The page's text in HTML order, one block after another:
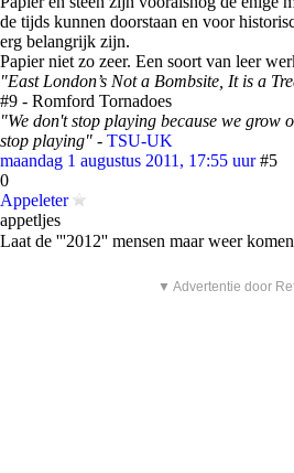
de tijds kunnen doorstaan en voor
erg belangrijk zijn.
Papier niet zo zeer. Een soort van leer
"East London’s Not a Bombsite, It is a
#9 - Romford Tornadoes
"We don't stop playing because we grow
stop playing" - TSU-UK
maandag 1 augustus 2011, 17:55 uur #5
0
Appeleter
appetljes
Laat de '''2012'' mensen maar weer komen
▼ Advertentie door